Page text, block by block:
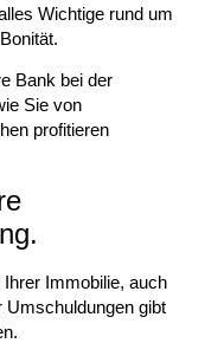
Wichtige rund um
Bank bei der
Sie von
profitieren
Immobilie, auch
Umschuldungen gibt